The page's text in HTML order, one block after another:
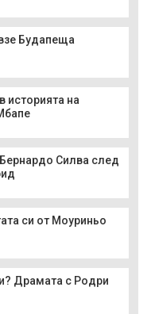
Будапеща
историята на
Силва след
си от Моуриньо
Драмата с Родри